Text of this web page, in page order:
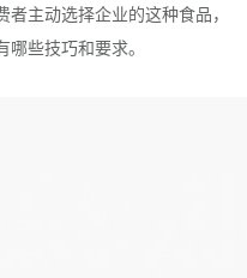
主动选择企业的这种食品，
些技巧和要求。